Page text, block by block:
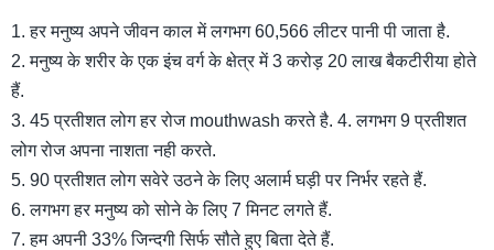
1. हर मनुष्य अपने जीवन काल में लगभग 60,566 लीटर पानी पी जाता है.
2. मनुष्य के शरीर के एक इंच वर्ग के क्षेत्र में 3 करोड़ 20 लाख बैकटीरीया होते
हैं.
3. 45 प्रतीशत लोग हर रोज mouthwash करते है. 4. लगभग 9 प्रतीशत
लोग रोज अपना नाशता नही करते.
5. 90 प्रतीशत लोग सवेरे उठने के लिए अलार्म घड़ी पर निर्भर रहते हैं.
6. लगभग हर मनुष्य को सोने के लिए 7 मिनट लगते हैं.
7. हम अपनी 33% जिन्दगी सिर्फ सौते हुए बिता देते हैं.